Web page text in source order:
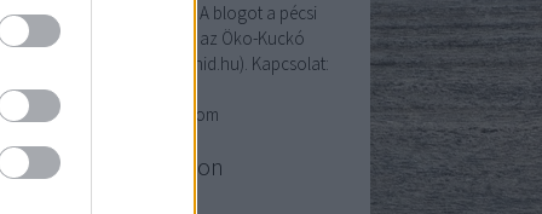
számára. A blogot a pécsi
Zöld-Híd Alapítvány, az Öko-Kuckó
kezeli (www.zold-hid.hu). Kapcsolat:
Zsófia 20/293-33-23,
Kuckó a facebookon